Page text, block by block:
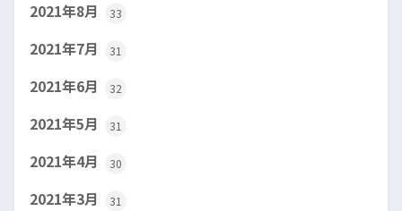
2021年8月 33
2021年7月 31
2021年6月 32
2021年5月 31
2021年4月 30
2021年3月 31